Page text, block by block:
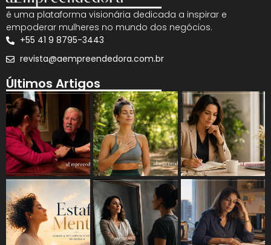
é uma plataforma visionária dedicada a inspirar e
empoderar mulheres no mundo dos negócios.
+55 41 9 8795-3443
revista@aempreendedora.com.br
Últimos Artigos